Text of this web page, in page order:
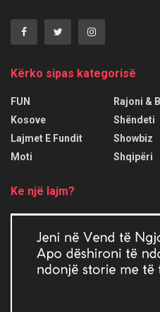
Kërko sipas kategorisë
FUN
Kosove
Lajmet E Fundit
Moti
Rajoni &
Shëndeti
Showbiz
Shqipëri
Ke një lajm?